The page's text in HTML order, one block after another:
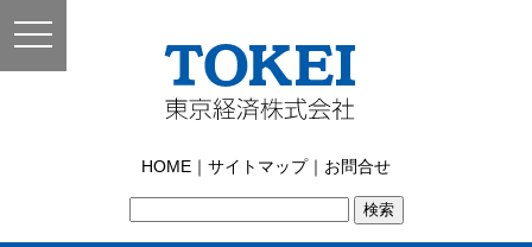
TOKEI
HOME ｜ サイトマップ｜ お問合せ
toggle
navigation